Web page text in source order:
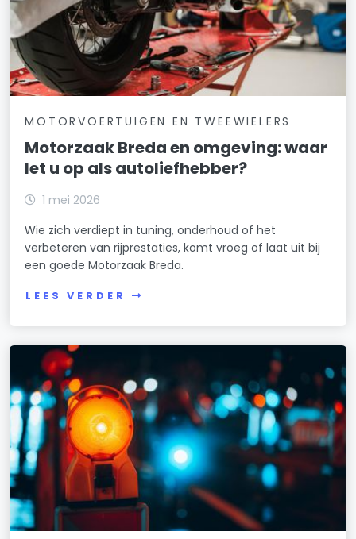
MOTORVOERTUIGEN EN TWEEWIELERS
Motorzaak Breda en omgeving: waar
let u op als autoliefhebber?
1 mei 2026
Wie zich verdiept in tuning, onderhoud of het
verbeteren van rijprestaties, komt vroeg of laat uit bij
een goede Motorzaak Breda.
LEES VERDER